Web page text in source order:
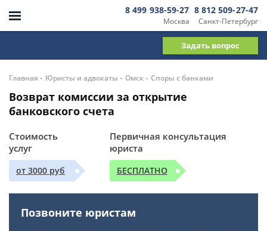
Москва
8 499 938-59-27
Санкт-Петербург
8 812 509-27-47
Задать вопрос
Главная - Юристы и адвокаты - Омск- Споры с банками
Возврат комиссии за открытие
банковского счета
Стоимость
услуг
от 3000 руб
Первичная консультация
юриста
БЕСПЛАТНО
Позвоните юристам